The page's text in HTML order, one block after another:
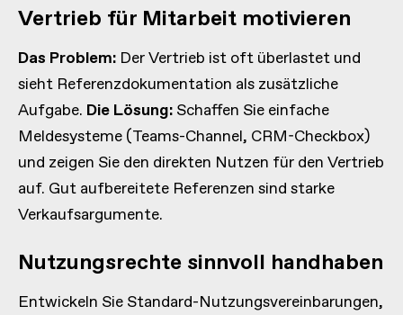
Vertrieb für Mitarbeit motivieren
Das Problem: Der Vertrieb ist oft überlastet und
sieht Referenzdokumentation als zusätzliche
Aufgabe. Die Lösung: Schaffen Sie einfache
Meldesysteme (Teams-Channel, CRM-Checkbox)
und zeigen Sie den direkten Nutzen für den Vertrieb
auf. Gut aufbereitete Referenzen sind starke
Verkaufsargumente.
Nutzungsrechte sinnvoll handhaben
Entwickeln Sie Standard-Nutzungsvereinbarungen,